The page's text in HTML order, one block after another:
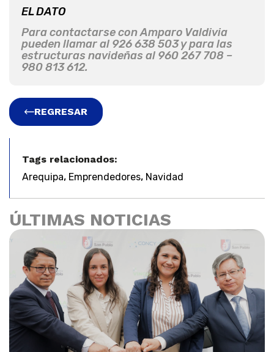
EL DATO
Para contactarse con Amparo Valdivia
pueden llamar al 926 638 503 y para las
estructuras navideñas al 960 267 708 –
980 813 612.
REGRESAR
Tags relacionados:
Arequipa, Emprendedores, Navidad
ÚLTIMAS NOTICIAS